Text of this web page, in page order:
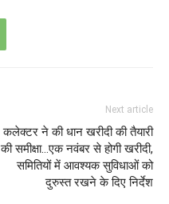
Next article
कलेक्टर ने की धान खरीदी की तैयारी
की समीक्षा...एक नवंबर से होगी खरीदी,
समितियों में आवश्यक सुविधाओं को
दुरुस्त रखने के दिए निर्देश